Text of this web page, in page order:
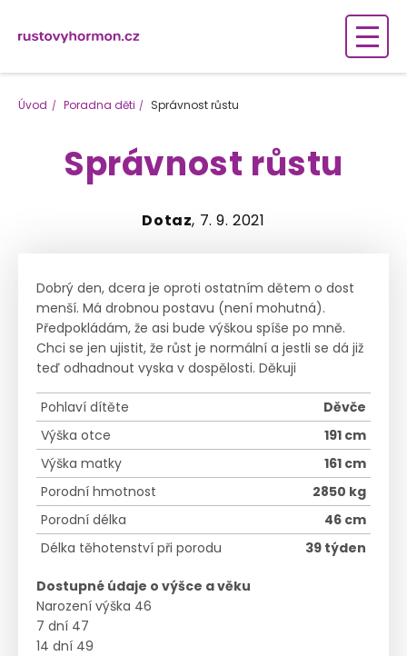
Úvod Poradna děti Správnost růstu
Správnost růstu
Dotaz, 7. 9. 2021
Dobrý den, dcera je oproti ostatním dětem o dost
menší. Má drobnou postavu (není mohutná).
Předpokládám, že asi bude výškou spíše po mně.
Chci se jen ujistit, že růst je normální a jestli se dá již
teď odhadnout vyska v dospělosti. Děkuji
Pohlaví dítěte
Děvče
Výška otce
191 cm
Výška matky
161 cm
Porodní hmotnost
2850 kg
Porodní délka
46 cm
Délka těhotenství při porodu
39 týden
Dostupné údaje o výšce a věku
Narození výška 46
7 dní 47
14 dní 49